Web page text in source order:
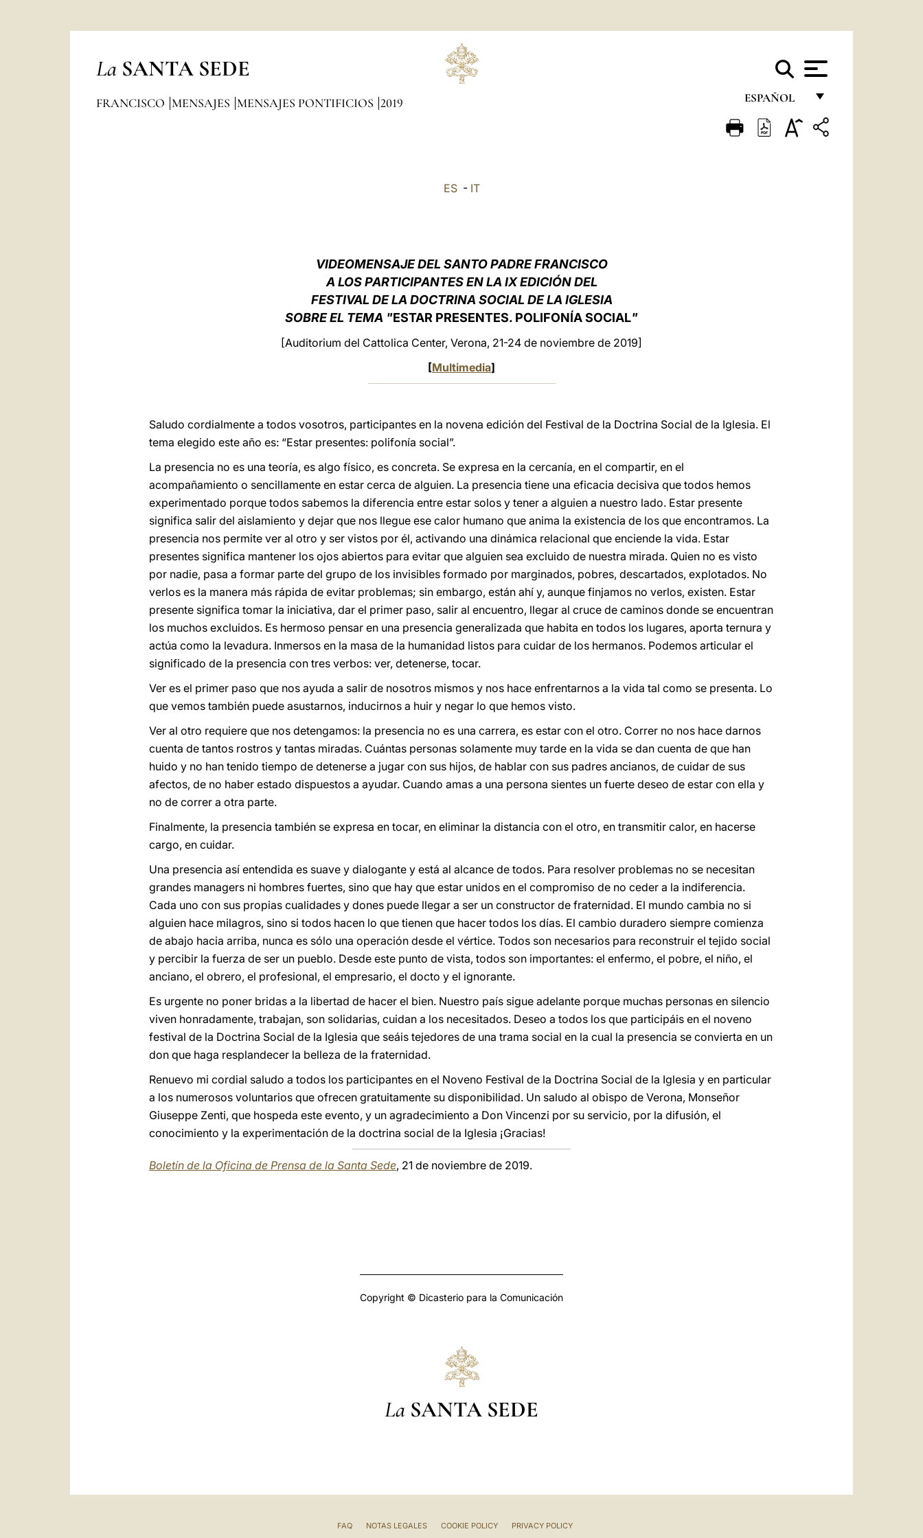
La SANTA SEDE
ESPAÑOL
FRANÇAIS
FRANCISCO MENSAJES MENSAJES PONTIFICIOS 2019
ES- IT
VIDEOMENSAJE DEL SANTO PADRE FRANCISCO
A LOS PARTICIPANTES EN LA IX EDICIÓN DEL
FESTIVAL DE LA DOCTRINA SOCIAL DE LA IGLESIA
SOBRE EL TEMA "ESTAR PRESENTES. POLIFONÍA SOCIAL"
[Auditorium del Cattolica Center, Verona, 21-24 de noviembre de 2019]
[Multimedia]
Saludo cordialmente a todos vosotros, participantes en la novena edición del Festival de la Doctrina Social de la Iglesia. El
tema elegido este año es: “Estar presentes: polifonía social”.
La presencia no es una teoría, es algo físico, es concreta. Se expresa en la cercanía, en el compartir, en el
acompañamiento o sencillamente en estar cerca de alguien. La presencia tiene una eficacia decisiva que todos hemos
experimentado porque todos sabemos la diferencia entre estar solos y tener a alguien a nuestro lado. Estar presente
significa salir del aislamiento y dejar que nos llegue ese calor humano que anima la existencia de los que encontramos. La
presencia nos permite ver al otro y ser vistos por él, activando una dinámica relacional que enciende la vida. Estar
presentes significa mantener los ojos abiertos para evitar que alguien sea excluido de nuestra mirada. Quien no es visto
por nadie, pasa a formar parte del grupo de los invisibles formado por marginados, pobres, descartados, explotados. No
verlos es la manera más rápida de evitar problemas; sin embargo, están ahí y, aunque finjamos no verlos, existen. Estar
presente significa tomar la iniciativa, dar el primer paso, salir al encuentro, llegar al cruce de caminos donde se encuentran
los muchos excluidos. Es hermoso pensar en una presencia generalizada que habita en todos los lugares, aporta ternura y
actúa como la levadura. Inmersos en la masa de la humanidad listos para cuidar de los hermanos. Podemos articular el
significado de la presencia con tres verbos: ver, detenerse, tocar.
Ver es el primer paso que nos ayuda a salir de nosotros mismos y nos hace enfrentarnos a la vida tal como se presenta. Lo
que vemos también puede asustarnos, inducirnos a huir y negar lo que hemos visto.
Ver al otro requiere que nos detengamos: la presencia no es una carrera, es estar con el otro. Correr no nos hace darnos
cuenta de tantos rostros y tantas miradas. Cuántas personas solamente muy tarde en la vida se dan cuenta de que han
huido y no han tenido tiempo de detenerse a jugar con sus hijos, de hablar con sus padres ancianos, de cuidar de sus
afectos, de no haber estado dispuestos a ayudar. Cuando amas a una persona sientes un fuerte deseo de estar con ella y
no de correr a otra parte.
Finalmente, la presencia también se expresa en tocar, en eliminar la distancia con el otro, en transmitir calor, en hacerse
cargo, en cuidar.
Una presencia así entendida es suave y dialogante y está al alcance de todos. Para resolver problemas no se necesitan
grandes managers ni hombres fuertes, sino que hay que estar unidos en el compromiso de no ceder a la indiferencia.
Cada uno con sus propias cualidades y dones puede llegar a ser un constructor de fraternidad. El mundo cambia no si
alguien hace milagros, sino si todos hacen lo que tienen que hacer todos los días. El cambio duradero siempre comienza
de abajo hacia arriba, nunca es sólo una operación desde el vértice. Todos son necesarios para reconstruir el tejido social
y percibir la fuerza de ser un pueblo. Desde este punto de vista, todos son importantes: el enfermo, el pobre, el niño, el
anciano, el obrero, el profesional, el empresario, el docto y el ignorante.
Es urgente no poner bridas a la libertad de hacer el bien. Nuestro país sigue adelante porque muchas personas en silencio
viven honradamente, trabajan, son solidarias, cuidan a los necesitados. Deseo a todos los que participáis en el noveno
festival de la Doctrina Social de la Iglesia que seáis tejedores de una trama social en la cual la presencia se convierta en un
don que haga resplandecer la belleza de la fraternidad.
Renuevo mi cordial saludo a todos los participantes en el Noveno Festival de la Doctrina Social de la Iglesia y en particular
a los numerosos voluntarios que ofrecen gratuitamente su disponibilidad. Un saludo al obispo de Verona, Monseñor
Giuseppe Zenti, que hospeda este evento, y un agradecimiento a Don Vincenzi por su servicio, por la difusión, el
conocimiento y la experimentación de la doctrina social de la Iglesia ¡Gracias!
Boletín de la Oficina de Prensa de la Santa Sede, 21 de noviembre de 2019.
Copyright © Dicasterio para la Comunicación
La SANTA SEDE
FAQ NOTAS LEGALES COOKIE POLICY PRIVACY POLICY